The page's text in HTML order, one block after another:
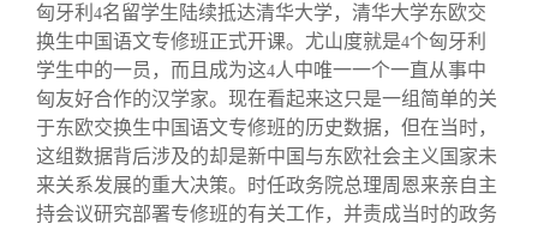
联系我们
匈牙利 4名留学生陆续抵达清华大学，清华大学东欧交
换生中国语文专修班正式开课。尤山度就是4个匈牙利
学生中的一员，而且成为这4人中唯一一个一直从事中
匈友好合作的汉学家。现在看起来这只是一组简单的关
于东欧交换生中国语文专修班的历史数据，但在当时，
这组数据背后涉及的却是新中国与东欧社会主义国家未
来关系发展的重大决策。时任政务院总理周恩来亲自主
持会议研究部署专修班的有关工作，并责成当时的政务